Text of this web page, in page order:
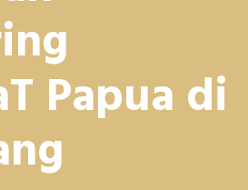
Papua di